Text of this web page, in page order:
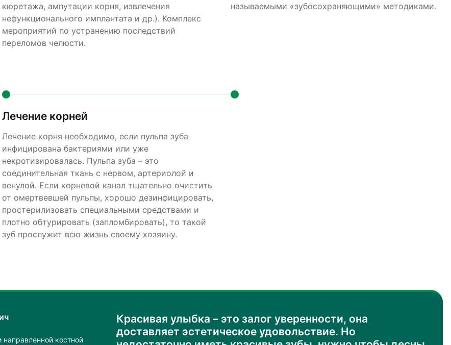
кюретажа, ампутации корня, извлечения
нефункционального имплантата и др.). Комплекс
мероприятий по устранению последствий
переломов челюсти.
называемыми «зубосохраняющими» методиками.
Лечение корней
Лечение корня необходимо, если пульпа зуба
инфицирована бактериями или уже
некротизировалась. Пульпа зуба – это
соединительная ткань с нервом, артериолой и
венулой. Если корневой канал тщательно очистить
от омертвевшей пульпы, хорошо дезинфицировать,
простерилизовать специальными средствами и
плотно обтурировать (запломбировать), то такой
зуб прослужит всю жизнь своему хозяину.
костной
Красивая улыбка – это залог уверенности, она
доставляет эстетическое удовольствие. Но